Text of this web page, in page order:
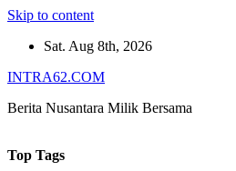
Skip to content
Sat. Aug 8th, 2026
INTRA62.COM
Berita Nusantara Milik Bersama
Top Tags